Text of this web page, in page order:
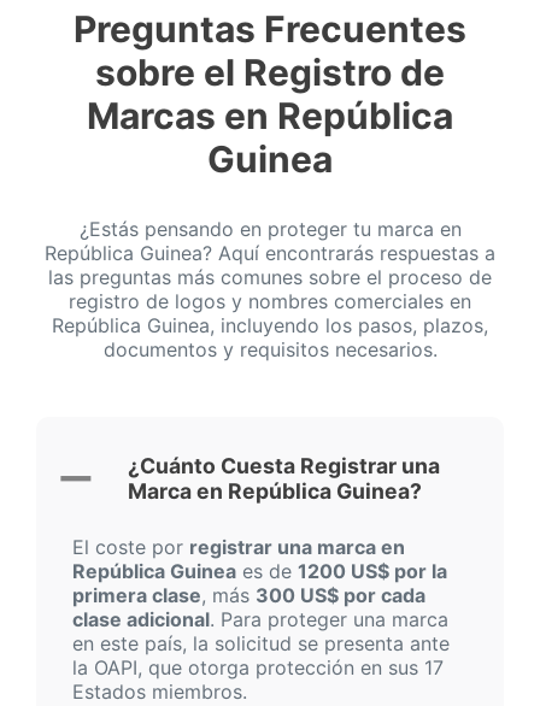
Preguntas Frecuentes
sobre el Registro de
Marcas en República
Guinea
¿Estás pensando en proteger tu marca en
República Guinea? Aquí encontrarás respuestas a
las preguntas más comunes sobre el proceso de
registro de logos y nombres comerciales en
República Guinea, incluyendo los pasos, plazos,
documentos y requisitos necesarios.
¿Cuánto Cuesta Registrar una
Marca en República Guinea?
El coste por registrar una marca en
República Guinea es de 1200 US$ por la
primera clase, más 300 US$ por cada
clase adicional. Para proteger una marca
en este país, la solicitud se presenta ante
la OAPI, que otorga protección en sus 17
Estados miembros.